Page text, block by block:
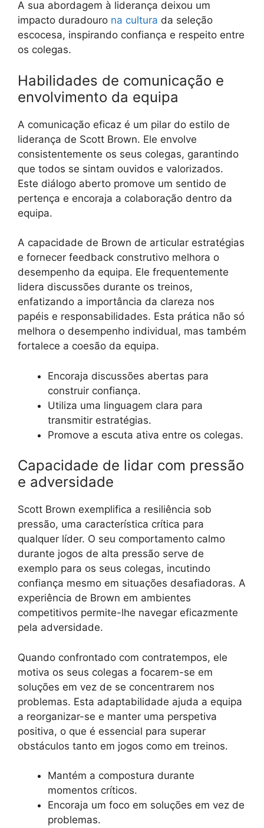
A sua abordagem à liderança deixou um
impacto duradouro na cultura da seleção
escocesa, inspirando confiança e respeito entre
os colegas.
Habilidades de comunicação e
envolvimento da equipa
A comunicação eficaz é um pilar do estilo de
liderança de Scott Brown. Ele envolve
consistentemente os seus colegas, garantindo
que todos se sintam ouvidos e valorizados.
Este diálogo aberto promove um sentido de
pertença e encoraja a colaboração dentro da
equipa.
A capacidade de Brown de articular estratégias
e fornecer feedback construtivo melhora o
desempenho da equipa. Ele frequentemente
lidera discussões durante os treinos,
enfatizando a importância da clareza nos
papéis e responsabilidades. Esta prática não só
melhora o desempenho individual, mas também
fortalece a coesão da equipa.
Encoraja discussões abertas para
construir confiança.
Utiliza uma linguagem clara para
transmitir estratégias.
Promove a escuta ativa entre os colegas.
Capacidade de lidar com pressão
e adversidade
Scott Brown exemplifica a resiliência sob
pressão, uma característica crítica para
qualquer líder. O seu comportamento calmo
durante jogos de alta pressão serve de
exemplo para os seus colegas, incutindo
confiança mesmo em situações desafiadoras. A
experiência de Brown em ambientes
competitivos permite-lhe navegar eficazmente
pela adversidade.
Quando confrontado com contratempos, ele
motiva os seus colegas a focarem-se em
soluções em vez de se concentrarem nos
problemas. Esta adaptabilidade ajuda a equipa
a reorganizar-se e manter uma perspetiva
positiva, o que é essencial para superar
obstáculos tanto em jogos como em treinos.
Mantém a compostura durante
momentos críticos.
Encoraja um foco em soluções em vez de
problemas.